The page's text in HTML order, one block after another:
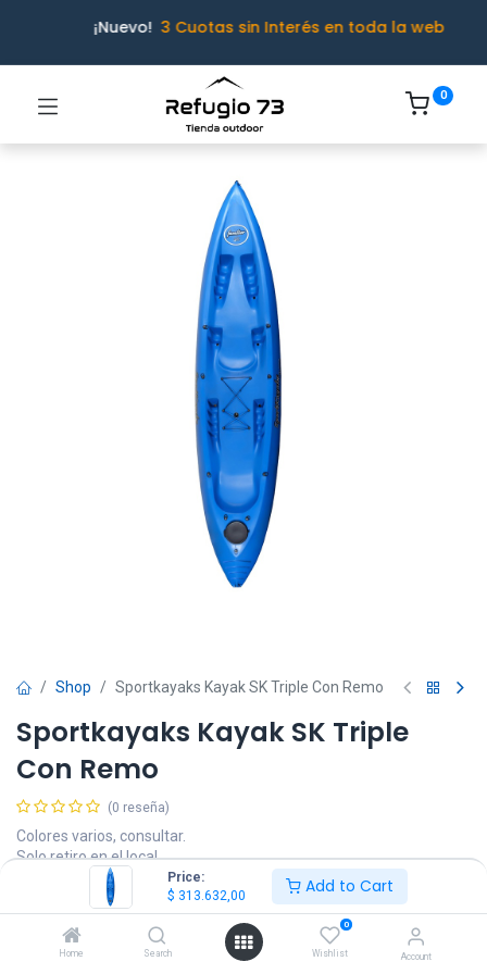
Price:
$ 313.632,00 Add to Cart
Home Search
0
Wishlist Account
¡Nuevo! 3 Cuotas sin Interés en toda la web
0
Shop Sportkayaks Kayak SK Triple Con Remo
Sportkayaks Kayak SK Triple
Con Remo
(0 reseña)
Colores varios, consultar.
Solo retiro en el local.
313.632,00 IVA Incluido